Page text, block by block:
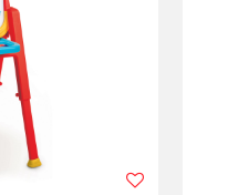
ลาย สีสันบนผลิตภัณฑ์ หรือ
จ้งให้ทราบล่วงหน้า และสี
าจมีความแตกต่างกันจาก
หน้าจอ